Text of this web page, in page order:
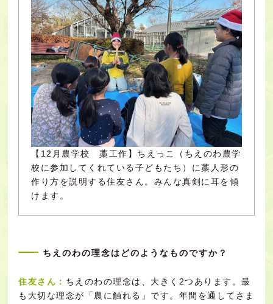
【12月農学校 藁工作】ちえっこ（ちえのわ農学
校に参加してくれている子どもたち）に藁人形の
作り方を説明する住友さん。みんな真剣に耳を傾
けます。
ちえのわの理念はどのようなものですか？
住友さん： ちえのわの理念は、大きく2つあります。最
も大切な理念が「農に触れる」です。年間を通してさま